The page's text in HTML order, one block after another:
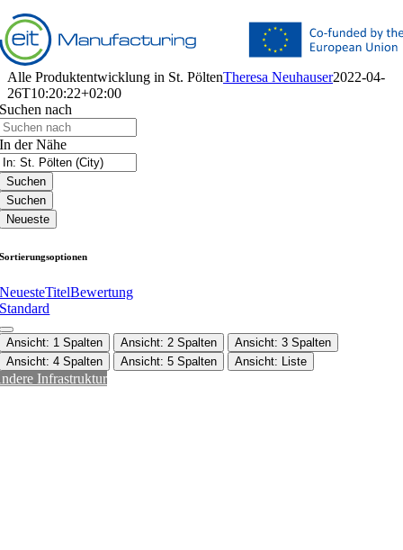
Alle Produktentwicklung in St. PöltenTheresa Neuhauser2022-04-
26T10:20:22+02:00
Suchen nach
In der Nähe
Suchen
Suchen
Neueste
Sortierungsoptionen
NeuesteTitelBewertung
Standard
Ansicht: 1 Spalten Ansicht: 2 Spalten
Ansicht: 3 Spalten
Ansicht: 4 Spalten
Ansicht: 5 Spalten Ansicht: Liste
Infrastruktur